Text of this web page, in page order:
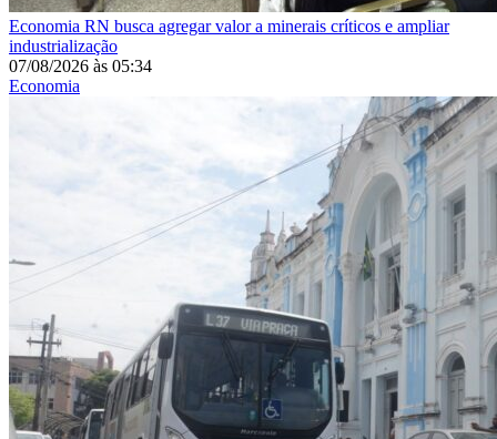
Economia RN busca agregar valor a minerais críticos e ampliar
industrialização
07/08/2026 às 05:34
Economia